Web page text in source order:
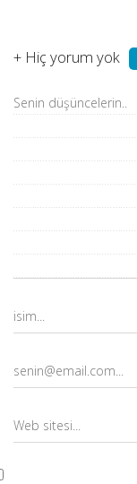
+ Hiç yorum yok